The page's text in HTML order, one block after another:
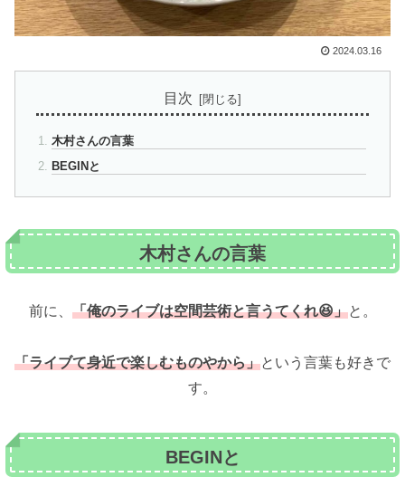
2024.03.16
目次
木村さんの言葉
BEGINと
木村さんの言葉
前に、 「俺のライブは空間芸術と言うてくれ😆」と。
「ライブて身近で楽しむものやから」という言葉も好きで
す。
BEGINと